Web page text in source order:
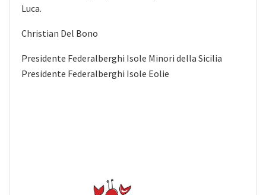
Luca.
Christian Del Bono
Presidente Federalberghi Isole Minori della Sicilia
Presidente Federalberghi Isole Eolie